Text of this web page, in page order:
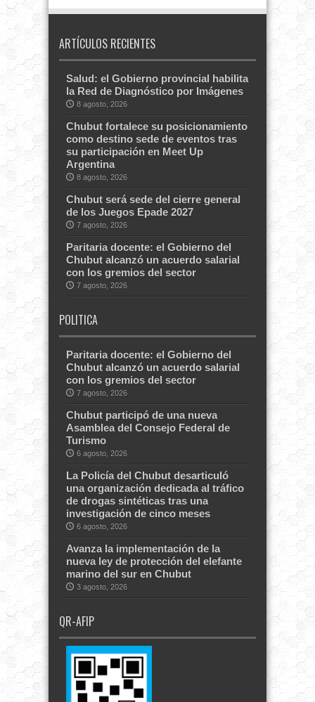
ARTÍCULOS RECIENTES
Salud: el Gobierno provincial habilita
la Red de Diagnóstico por Imágenes
8 agosto, 2026
Chubut fortalece su posicionamiento
como destino sede de eventos tras
su participación en Meet Up
Argentina
8 agosto, 2026
Chubut será sede del cierre general
de los Juegos Epade 2027
7 agosto, 2026
Paritaria docente: el Gobierno del
Chubut alcanzó un acuerdo salarial
con los gremios del sector
7 agosto, 2026
POLITICA
Paritaria docente: el Gobierno del
Chubut alcanzó un acuerdo salarial
con los gremios del sector
7 agosto, 2026
Chubut participó de una nueva
Asamblea del Consejo Federal de
Turismo
6 agosto, 2026
La Policía del Chubut desarticuló
una organización dedicada al tráfico
de drogas sintéticas tras una
investigación de cinco meses
6 agosto, 2026
Avanza la implementación de la
nueva ley de protección del elefante
marino del sur en Chubut
3 agosto, 2026
QR-AFIP